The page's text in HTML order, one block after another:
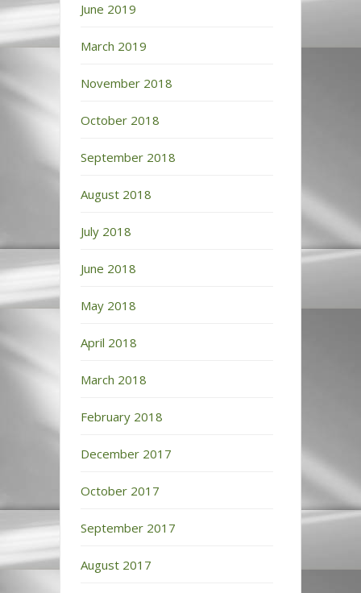
June 2019
March 2019
November 2018
October 2018
September 2018
August 2018
July 2018
June 2018
May 2018
April 2018
March 2018
February 2018
December 2017
October 2017
September 2017
August 2017